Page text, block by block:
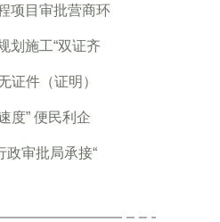
项目审批营商环
划施工“双证齐
证件（证明）
度” 便民利企
政审批局承接“